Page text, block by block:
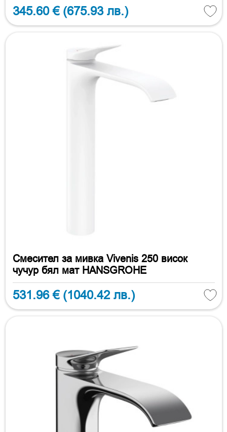
345.60 € (675.93 лв.)
Смесител за мивка Vivenis 250 висок
чучур бял мат HANSGROHE
531.96 € (1040.42 лв.)